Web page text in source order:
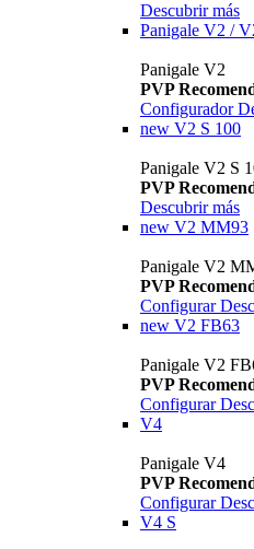
Descubrir más
Panigale V2 /
Panigale V2
PVP
Configurador
new V2 S 100
Panigale V2 S
PVP
Descubrir más
new V2 MM93
Panigale V2
PVP
Configurar
new V2 FB63
Panigale V2
PVP
Configurar
V4
Panigale V4
PVP
Configurar
V4 S